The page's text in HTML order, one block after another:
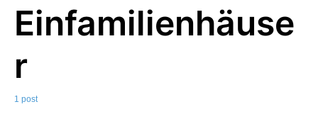
Einfamilienhäuse
r
1 post